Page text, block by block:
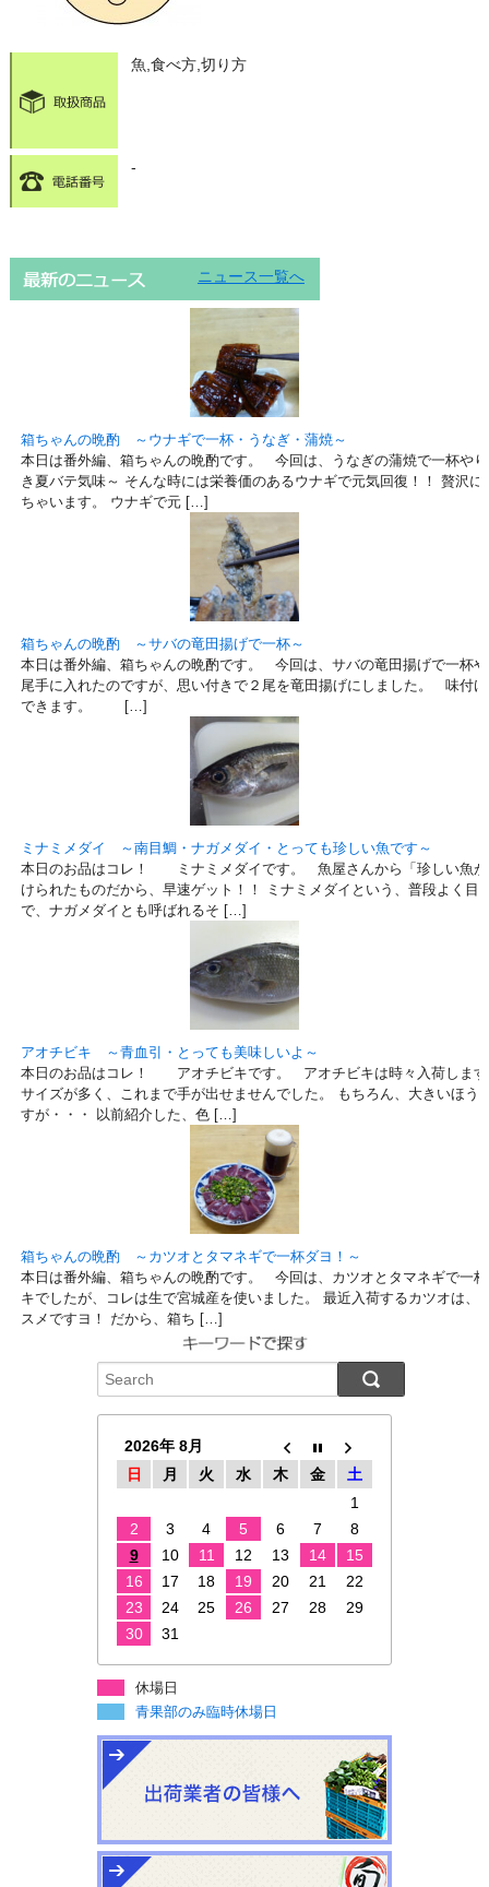
魚,食べ方,切り方
-
ニュース一覧へ
箱ちゃんの晩酌 ～ウナギで一杯・うなぎ・蒲焼～
本日は番外編、箱ちゃんの晩酌です。 今回は、うなぎの蒲焼で一杯や
き夏バテ気味～ そんな時には栄養価のあるウナギで元気回復！！ 贅沢
ちゃいます。 ウナギで元 […]
箱ちゃんの晩酌 ～サバの竜田揚げで一杯～
本日は番外編、箱ちゃんの晩酌です。 今回は、サバの竜田揚げで一杯
尾手に入れたのですが、思い付きで２尾を竜田揚げにしました。 味付
できます。 […]
ミナミメダイ ～南目鯛・ナガメダイ・とっても珍しい魚です～
本日のお品はコレ！ ミナミメダイです。 魚屋さんから「珍しい魚が
けられたものだから、早速ゲット！！ ミナミメダイという、普段よく目
で、ナガメダイとも呼ばれるそ […]
アオチビキ ～青血引・とっても美味しいよ～
本日のお品はコレ！ アオチビキです。 アオチビキは時々入荷します
サイズが多く、これまで手が出せませんでした。 もちろん、大きいほう
すが・・・ 以前紹介した、色 […]
箱ちゃんの晩酌 ～カツオとタマネギで一杯ダヨ！～
本日は番外編、箱ちゃんの晩酌です。 今回は、カツオとタマネギで一
キでしたが、コレは生で宮城産を使いました。 最近入荷するカツオは、
スメですヨ！ だから、箱ち […]
2026年 8月
日
月 火 水 木 金
土
1
2
3 4 5 6 7
8
9
10 11 12 13 14
15
16
17 18 19 20 21
22
23
24 25 26 27 28
29
30
31
休場日
青果部のみ臨時休場日